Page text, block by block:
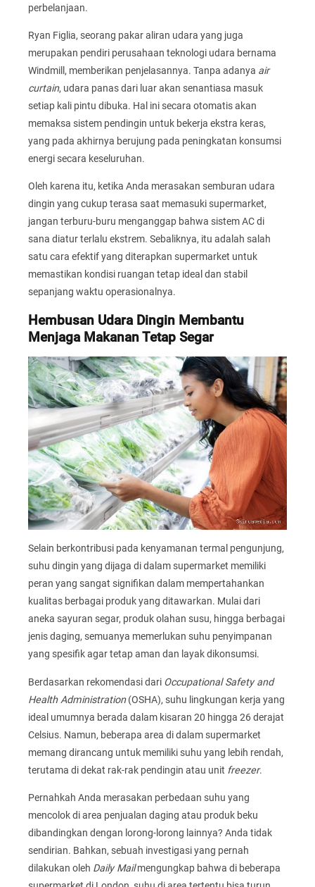
perbelanjaan.
Ryan Figlia, seorang pakar aliran udara yang juga
merupakan pendiri perusahaan teknologi udara bernama
Windmill, memberikan penjelasannya. Tanpa adanya air
curtain, udara panas dari luar akan senantiasa masuk
setiap kali pintu dibuka. Hal ini secara otomatis akan
memaksa sistem pendingin untuk bekerja ekstra keras,
yang pada akhirnya berujung pada peningkatan konsumsi
energi secara keseluruhan.
Oleh karena itu, ketika Anda merasakan semburan udara
dingin yang cukup terasa saat memasuki supermarket,
jangan terburu-buru menganggap bahwa sistem AC di
sana diatur terlalu ekstrem. Sebaliknya, itu adalah salah
satu cara efektif yang diterapkan supermarket untuk
memastikan kondisi ruangan tetap ideal dan stabil
sepanjang waktu operasionalnya.
Hembusan Udara Dingin Membantu
Menjaga Makanan Tetap Segar
Selain berkontribusi pada kenyamanan termal pengunjung,
suhu dingin yang dijaga di dalam supermarket memiliki
peran yang sangat signifikan dalam mempertahankan
kualitas berbagai produk yang ditawarkan. Mulai dari
aneka sayuran segar, produk olahan susu, hingga berbagai
jenis daging, semuanya memerlukan suhu penyimpanan
yang spesifik agar tetap aman dan layak dikonsumsi.
Berdasarkan rekomendasi dari Occupational Safety and
Health Administration(OSHA), suhu lingkungan kerja yang
ideal umumnya berada dalam kisaran 20 hingga 26 derajat
Celsius. Namun, beberapa area di dalam supermarket
memang dirancang untuk memiliki suhu yang lebih rendah,
terutama di dekat rak-rak pendingin atau unit freezer.
Pernahkah Anda merasakan perbedaan suhu yang
mencolok di area penjualan daging atau produk beku
dibandingkan dengan lorong-lorong lainnya? Anda tidak
sendirian. Bahkan, sebuah investigasi yang pernah
dilakukan oleh Daily Mailmengungkap bahwa di beberapa